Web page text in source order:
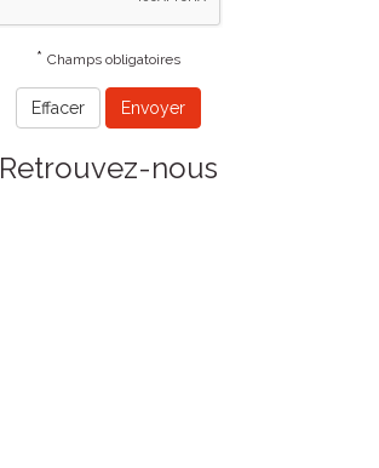
* Champs obligatoires
Retrouvez-nous